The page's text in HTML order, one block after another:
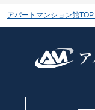
アパートマンション館TOP